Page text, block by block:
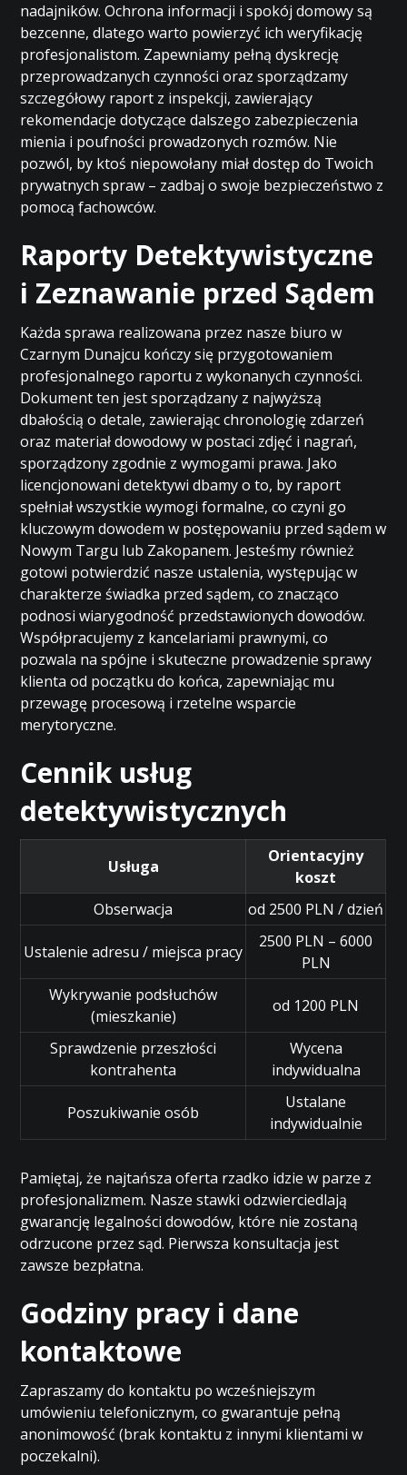
nadajników. Ochrona informacji i spokój domowy są
bezcenne, dlatego warto powierzyć ich weryfikację
profesjonalistom. Zapewniamy pełną dyskrecję
przeprowadzanych czynności oraz sporządzamy
szczegółowy raport z inspekcji, zawierający
rekomendacje dotyczące dalszego zabezpieczenia
mienia i poufności prowadzonych rozmów. Nie
pozwól, by ktoś niepowołany miał dostęp do Twoich
prywatnych spraw – zadbaj o swoje bezpieczeństwo z
pomocą fachowców.
Raporty Detektywistyczne
i Zeznawanie przed Sądem
Każda sprawa realizowana przez nasze biuro w
Czarnym Dunajcu kończy się przygotowaniem
profesjonalnego raportu z wykonanych czynności.
Dokument ten jest sporządzany z najwyższą
dbałością o detale, zawierając chronologię zdarzeń
oraz materiał dowodowy w postaci zdjęć i nagrań,
sporządzony zgodnie z wymogami prawa. Jako
licencjonowani detektywi dbamy o to, by raport
spełniał wszystkie wymogi formalne, co czyni go
kluczowym dowodem w postępowaniu przed sądem w
Nowym Targu lub Zakopanem. Jesteśmy również
gotowi potwierdzić nasze ustalenia, występując w
charakterze świadka przed sądem, co znacząco
podnosi wiarygodność przedstawionych dowodów.
Współpracujemy z kancelariami prawnymi, co
pozwala na spójne i skuteczne prowadzenie sprawy
klienta od początku do końca, zapewniając mu
przewagę procesową i rzetelne wsparcie
merytoryczne.
Cennik usług
detektywistycznych
Usługa
Orientacyjny
koszt
Obserwacja
od 2500 PLN / dzień
Ustalenie adresu / miejsca pracy
2500 PLN – 6000
PLN
Wykrywanie podsłuchów
(mieszkanie)
od 1200 PLN
Sprawdzenie przeszłości
kontrahenta
Wycena
indywidualna
Poszukiwanie osób
Ustalane
indywidualnie
Pamiętaj, że najtańsza oferta rzadko idzie w parze z
profesjonalizmem. Nasze stawki odzwierciedlają
gwarancję legalności dowodów, które nie zostaną
odrzucone przez sąd. Pierwsza konsultacja jest
zawsze bezpłatna.
Godziny pracy i dane
kontaktowe
Zapraszamy do kontaktu po wcześniejszym
umówieniu telefonicznym, co gwarantuje pełną
anonimowość (brak kontaktu z innymi klientami w
poczekalni).